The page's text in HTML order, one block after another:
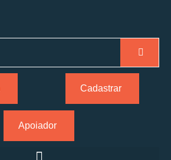
Cadastrar
Apoiador